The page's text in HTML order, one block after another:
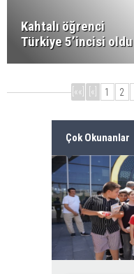
Kahtalı öğrenci
Türkiye 5’incisi oldu
[««] [«] 1 2
Çok Okunanlar